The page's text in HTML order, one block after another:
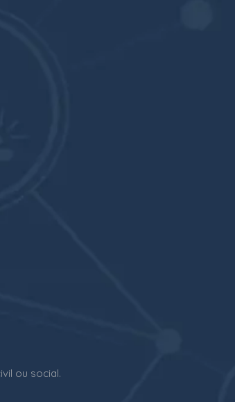
ou social.